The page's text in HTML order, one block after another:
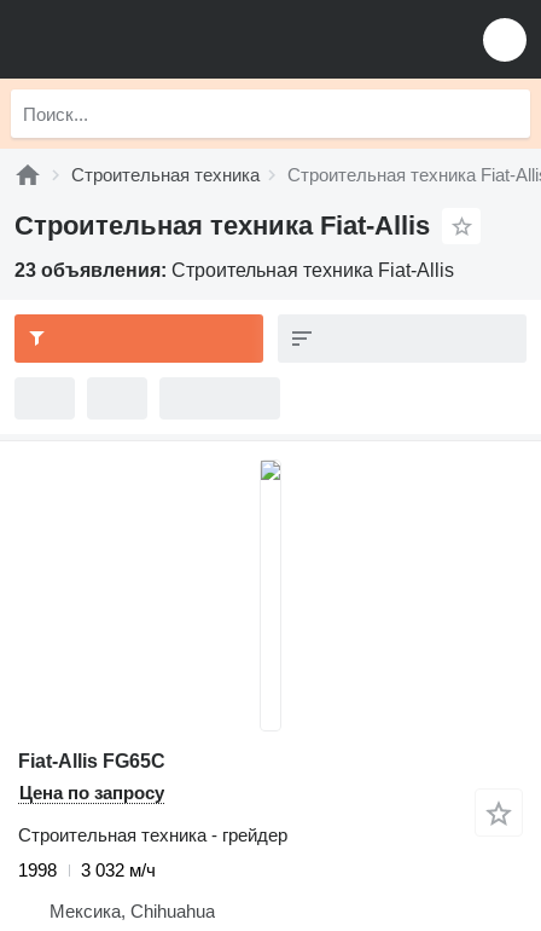
Строительная техника Строительная техника Fiat-
Строительная техника Fiat-Allis
23 объявления: Строительная техника Fiat-Allis
Fiat-Allis FG65C
Цена по запросу
Строительная техника - грейдер
1998
3 032 м/ч
Мексика, Chihuahua